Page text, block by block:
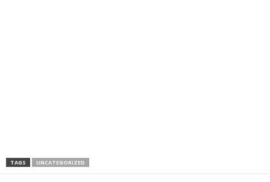
TAGS UNCATEGORIZED